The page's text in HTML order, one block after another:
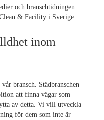
och branschtidningen
& Facility i Sverige.
inom
bransch. Städbranschen
att finna vägar som
av detta. Vi vill utveckla
för dem som inte är